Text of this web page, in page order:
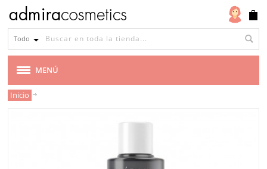
Todo
MENÚ
MARCAS
Inicio